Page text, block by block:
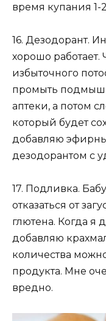
время купания 1-
16. Дезодорант.
хорошо работает.
избыточного
промыть
аптеки, а потом
который будет
добавляю
дезодорантом с
17. Подливка.
отказаться от
глютена. Когда я
добавляю
количества
продукта. Мне
вредно.